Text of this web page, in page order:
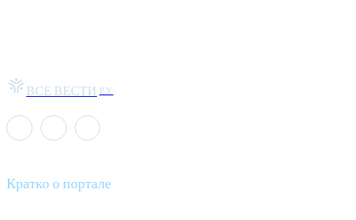
ВСЕ ВЕСТИ РУ
Кратко о портале